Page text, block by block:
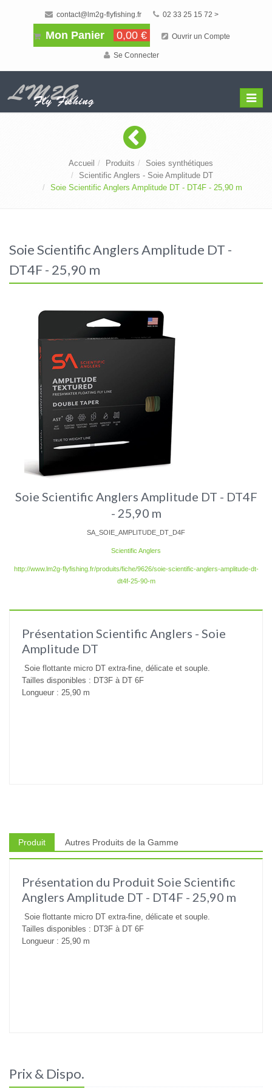
contact@lm2g-flyfishing.fr 02 33 25 15 72 >
Mon Panier 0,00 € Ouvrir un Compte
Se Connecter
Menu
Accueil Produits
Soies synthétiques
Scientific Anglers - Soie Amplitude DT
Soie Scientific Anglers Amplitude DT - DT4F - 25,90 m
Soie Scientific Anglers Amplitude DT -
DT4F - 25,90 m
Soie Scientific Anglers Amplitude DT - DT4F
- 25,90 m
SA_SOIE_AMPLITUDE_DT_D4F
Scientific Anglers
http://www.lm2g-flyfishing.fr/produits/fiche/9626/soie-scientific-anglers-amplitude-dt-
dt4f-25-90-m
Présentation Scientific Anglers - Soie
Amplitude DT
Soie flottante micro DT extra-fine, délicate et souple.
Tailles disponibles : DT3F à DT 6F
Longueur : 25,90 m
Produit Autres Produits de la Gamme
Présentation du Produit Soie Scientific
Anglers Amplitude DT - DT4F - 25,90 m
Soie flottante micro DT extra-fine, délicate et souple.
Tailles disponibles : DT3F à DT 6F
Longueur : 25,90 m
Prix & Dispo.